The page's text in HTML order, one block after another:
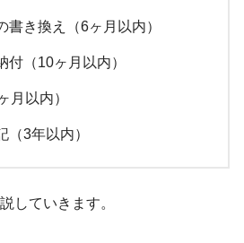
書き換え（6ヶ月以内）
付（10ヶ月以内）
月以内）
（3年以内）
していきます。